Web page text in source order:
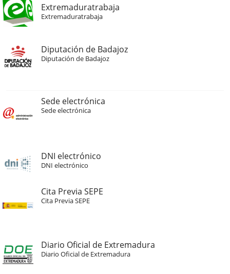
Extremaduratrabaja
Extremaduratrabaja
Diputación de Badajoz
Diputación de Badajoz
Sede electrónica
Sede electrónica
DNI electrónico
DNI electrónico
Cita Previa SEPE
Cita Previa SEPE
Diario Oficial de Extremadura
Diario Oficial de Extremadura